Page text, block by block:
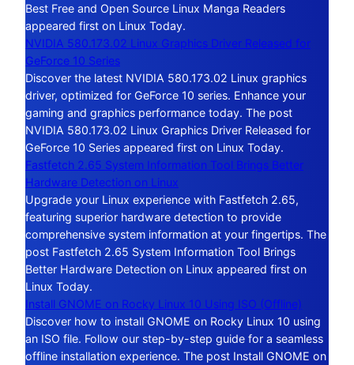
Best Free and Open Source Linux Manga Readers
appeared first on Linux Today.
NVIDIA 580.173.02 Linux Graphics Driver Released for
GeForce 10 Series
Discover the latest NVIDIA 580.173.02 Linux graphics
driver, optimized for GeForce 10 series. Enhance your
gaming and graphics performance today. The post
NVIDIA 580.173.02 Linux Graphics Driver Released for
GeForce 10 Series appeared first on Linux Today.
Fastfetch 2.65 System Information Tool Brings Better
Hardware Detection on Linux
Upgrade your Linux experience with Fastfetch 2.65,
featuring superior hardware detection to provide
comprehensive system information at your fingertips. The
post Fastfetch 2.65 System Information Tool Brings
Better Hardware Detection on Linux appeared first on
Linux Today.
Install GNOME on Rocky Linux 10 Using ISO (Offline)
Discover how to install GNOME on Rocky Linux 10 using
an ISO file. Follow our step-by-step guide for a seamless
offline installation experience. The post Install GNOME on